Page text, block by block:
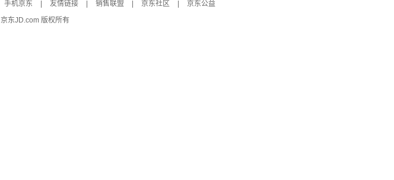
手机京东 友情链接 销售联盟 京东社区
京东公益
京东JD.com 版权所有